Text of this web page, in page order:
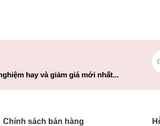
hay và giảm giá mới nhất...
Chính sách bán hàng